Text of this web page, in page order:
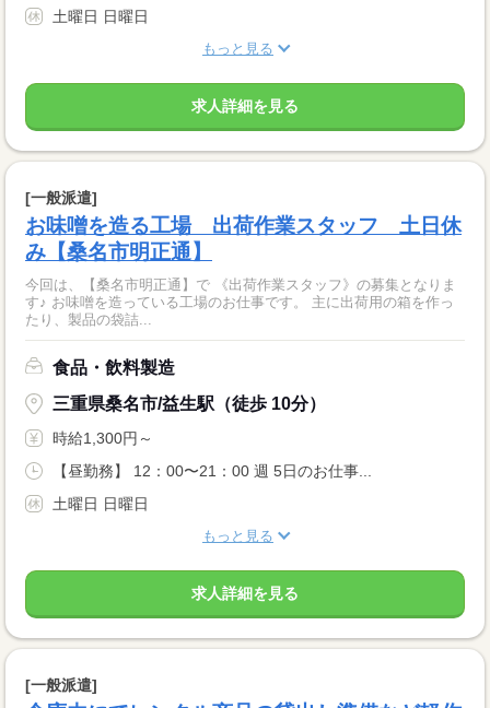
土曜日 日曜日
もっと見る
求人詳細を見る
[一般派遣]
お味噌を造る工場 出荷作業スタッフ 土日休
み【桑名市明正通】
今回は、【桑名市明正通】で 《出荷作業スタッフ》の募集となりま
す♪ お味噌を造っている工場のお仕事です。 主に出荷用の箱を作っ
たり、製品の袋詰...
食品・飲料製造
三重県桑名市/益生駅（徒歩 10分）
時給1,300円～
【昼勤務】 12：00〜21：00 週 5日のお仕事...
土曜日 日曜日
もっと見る
求人詳細を見る
[一般派遣]